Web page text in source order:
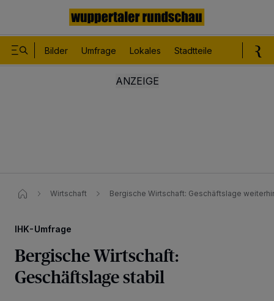
Bilder Umfrage Lokales Stadtteile
Wirtschaft Bergische Wirtschaft: Geschäftslage
IHK-Umfrage
Bergische Wirtschaft:
Geschäftslage stabil